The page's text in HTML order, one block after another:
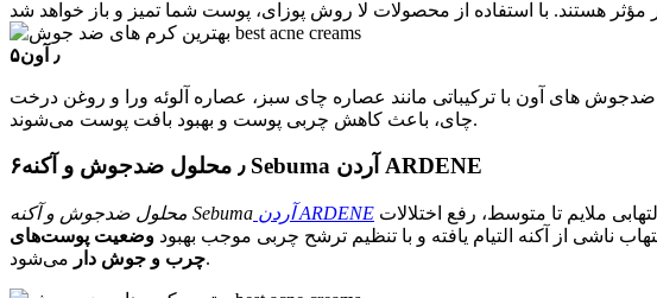
۵٫ آون
های آون با ترکیباتی مانند عصاره چای سبز، عصاره آلوئه ورا و روغن درخت
چای، باعث کاهش چربی پوست و بهبود بافت پوست می‌شوند.
۶٫ محلول ضدجوش و آکنه Sebuma آردن ARDENE
محلول ضدجوش و آکنه Sebuma آردن ARDENE
ناشی از آکنه التیام یافته و با تنظیم ترشح چربی موجب بهبود وضعیت پوست‌های
چرب و جوش دارمی‌شود.